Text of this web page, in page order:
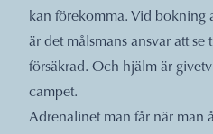
kan förekomma. Vid bokning
är det målsmans ansvar att se
försäkrad. Och hjälm är
campet.
Adrenalinet man får när man